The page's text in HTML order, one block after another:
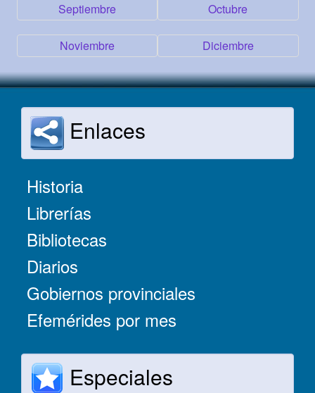
Septiembre Octubre
Noviembre Diciembre
Enlaces
Historia
Librerías
Bibliotecas
Diarios
Gobiernos provinciales
Efemérides por mes
Especiales